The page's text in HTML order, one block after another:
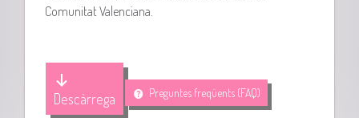
Comunitat Valenciana.
Descàrrega Preguntes freqüents (FAQ)